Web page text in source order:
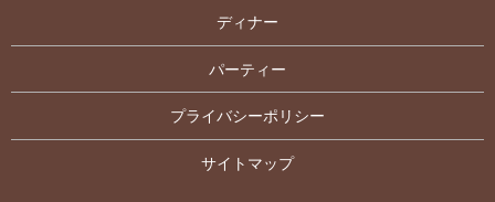
ディナー
パーティー
プライバシーポリシー
サイトマップ